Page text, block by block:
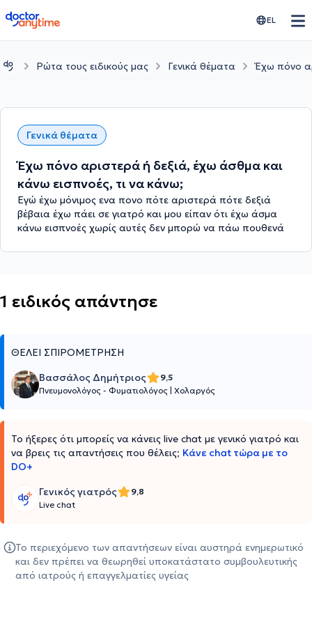
doctoranytime EL
Ρώτα τους ειδικούς μας Γενικά θέματα Έχω πόνο
Γενικά θέματα
Έχω πόνο αριστερά ή δεξιά, έχω άσθμα και
κάνω εισπνοές, τι να κάνω;
Εγώ έχω μόνιμος ενα πονο πότε αριστερά πότε δεξιά
βέβαια έχω πάει σε γιατρό και μου είπαν ότι έχω άσμα
κάνω εισπνοές χωρίς αυτές δεν μπορώ να πάω πουθενά
1 ειδικός απάντησε
ΘΕΛΕΙ ΣΠΙΡΟΜΕΤΡΗΣΗ
Βασσάλος Δημήτριος
9,5
Πνευμονολόγος - Φυματιολόγος Χολαργός
Το ήξερες ότι μπορείς να κάνεις live chat με γενικό γιατρό και
να βρεις τις απαντήσεις που θέλεις; Κάνε chat τώρα με το
DO+
Γενικός γιατρός
9,8
Live chat
Το περιεχόμενο των απαντήσεων είναι αυστηρά ενημερωτικό
και δεν πρέπει να θεωρηθεί υποκατάστατο συμβουλευτικής
από ιατρούς ή επαγγελματίες υγείας